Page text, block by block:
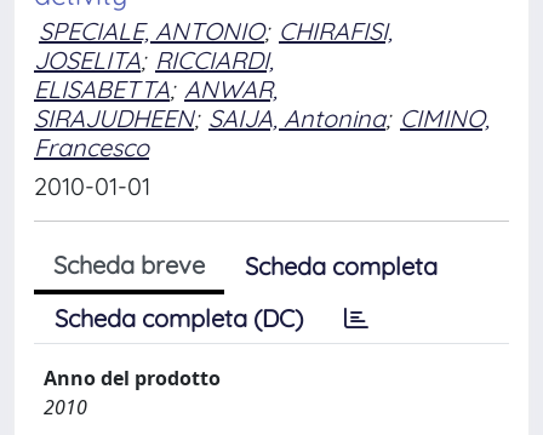
SPECIALE, ANTONIO; CHIRAFISI,
JOSELITA; RICCIARDI,
ELISABETTA; ANWAR,
SIRAJUDHEEN; SAIJA, Antonina; CIMINO,
Francesco
2010-01-01
Scheda breve
Scheda completa
Scheda completa (DC)
Anno del prodotto
2010